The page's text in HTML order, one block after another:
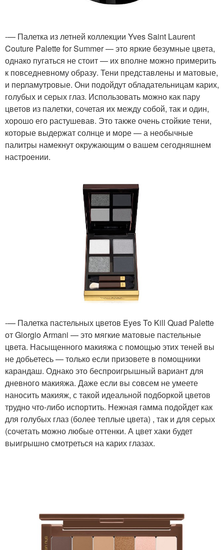
-— Палетка из летней коллекции Yves Saint Laurent
Couture Palette for Summer — это яркие безумные цвета,
однако пугаться не стоит — их вполне можно примерить
к повседневному образу. Тени представлены и матовые,
и перламутровые. Они подойдут обладательницам карих,
голубых и серых глаз. Использовать можно как пару
цветов из палетки, сочетая их между собой, так и один,
хорошо его растушевав. Это также очень стойкие тени,
которые выдержат солнце и море — а необычные
палитры намекнут окружающим о вашем сегодняшнем
настроении.
-— Палетка пастельных цветов Eyes To Kill Quad Palette
от Giorgio Armani — это мягкие матовые пастельные
цвета. Насыщенного макияжа с помощью этих теней вы
не добьетесь — только если призовете в помощники
карандаш. Однако это беспроигрышный вариант для
дневного макияжа. Даже если вы совсем не умеете
наносить макияж, с такой идеальной подборкой цветов
трудно что-либо испортить. Нежная гамма подойдет как
для голубых глаз (более теплые цвета) , так и для серых
(сочетать можно любые оттенки. А цвет хаки будет
выигрышно смотреться на карих глазах.